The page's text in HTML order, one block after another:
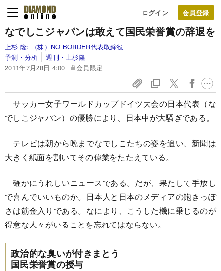
ログイン
なでしこジャパンは敢えて国民栄誉賞の辞退を
上杉 隆:
（株）NO BORDER代表取締役
予測・分析
週刊・上杉隆
2011年7月28日 4:00
会員限定
サッカー女子ワールドカップドイツ大会の日本代表（な
でしこジャパン）の優勝により、日本中が大騒ぎである。
テレビは朝から晩までなでしこたちの姿を追い、新聞は
大きく紙面を割いてその偉業をたたえている。
確かにうれしいニュースである。だが、果たして手放し
で喜んでいいものか。日本人と日本のメディアの飽きっぽ
さは筋金入りである。なにより、こうした機に乗じるのが
得意な人々がいることを忘れてはならない。
政治的な臭いが付きまとう
国民栄誉賞の授与